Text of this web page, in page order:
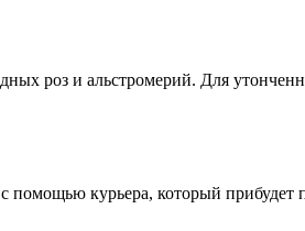
роз и альстромерий. Для
помощью курьера, который прибудет